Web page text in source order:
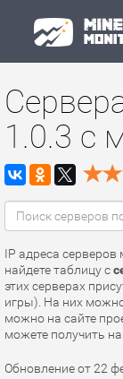
1.0.3 с
IP адреса
найдете таблицу с
этих серверах
игры). На них можно
можно на сайте
можете получить
Обновление от 22